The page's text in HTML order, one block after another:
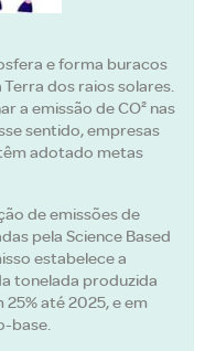
e forma buracos
dos raios solares.
a emissão de CO² nas
sentido, empresas
adotado metas
de emissões de
pela Science Based
estabelece a
tonelada produzida
até 2025, e em
base.